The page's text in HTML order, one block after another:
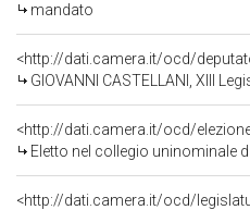
mandato
<http://dati.camera.it/ocd/
GIOVANNI CASTELLANI, XIII
<http://dati.camera.it/ocd/
Eletto nel collegio uninominale
<http://dati.camera.it/ocd/